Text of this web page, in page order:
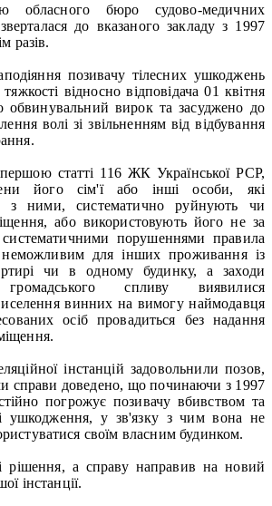
обласного бюро судово-медичних
до вказаного закладу з 1997
разів.
позивачу тілесних ушкоджень
відносно відповідача 01 квітня
обвинувальний вирок та засуджено до
волі зі звільненням від відбування
статті 116 ЖК Української РСР,
його сім'ї або інші особи, які
з ними, систематично руйнують чи
або використовують його не за
порушеннями правила
неможливим для інших проживання із
чи в одному будинку, а заходи
спливу виявилися
винних на вимогу наймодавця
осіб провадиться без надання
інстанцій задовольнили позов,
справи доведено, що починаючи з 1997
погрожує позивачу вбивством та
ушкодження, у зв'язку з чим вона не
своїм власним будинком.
рішення, а справу направив на новий
інстанції.